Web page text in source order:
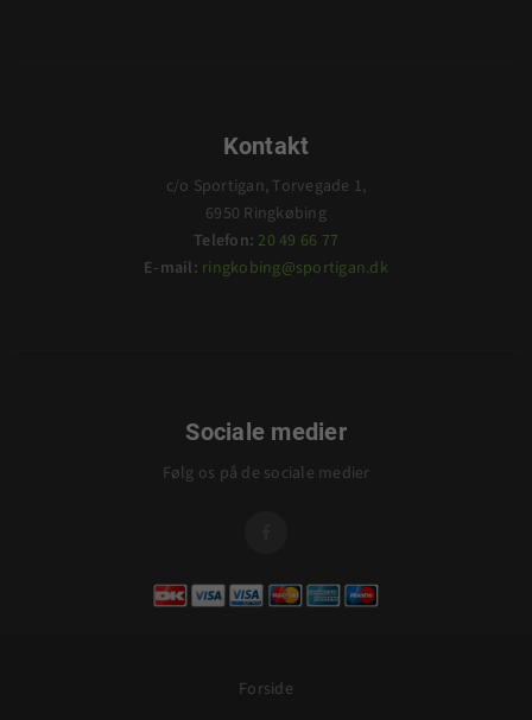
Kontakt
c/o Sportigan, Torvegade 1,
6950 Ringkøbing
Telefon: 20 49 66 77
E-mail: ringkobing@sportigan.dk
Sociale medier
Følg os på de sociale medier
Forside